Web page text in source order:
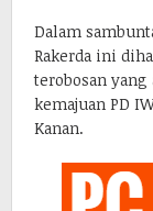
Dalam
Rakerda ini
terobosan
kemajuan PD
Kanan.